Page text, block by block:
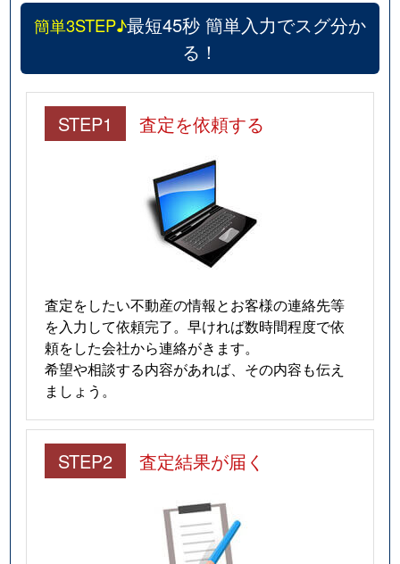
簡単3STEP♪最短45秒 簡単入力でスグ分か
る！
STEP1 査定を依頼する
査定をしたい不動産の情報とお客様の連絡先等
を入力して依頼完了。早ければ数時間程度で依
頼をした会社から連絡がきます。
希望や相談する内容があれば、その内容も伝え
ましょう。
STEP2 査定結果が届く